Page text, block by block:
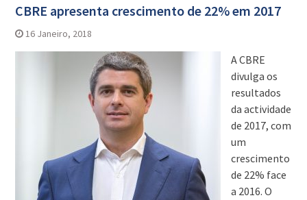
CBRE apresenta crescimento de 22% em 2017
16 Janeiro, 2018
A CBRE
divulga os
resultados
da actividade
de 2017, com
um
crescimento
de 22% face
a 2016. O